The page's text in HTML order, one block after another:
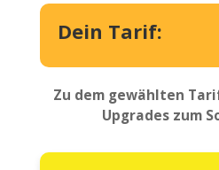
Dein Tarif:
Zu dem gewählten
Upgrades zum